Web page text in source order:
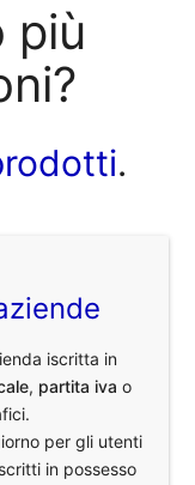
più
.
iscritta in
, partita iva o
per gli utenti
in possesso